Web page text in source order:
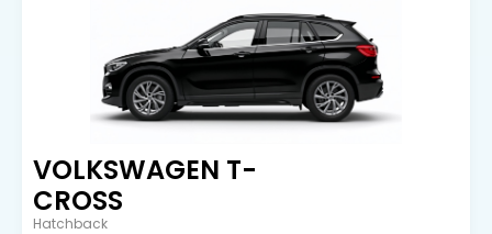
VOLKSWAGEN T-
CROSS
Hatchback